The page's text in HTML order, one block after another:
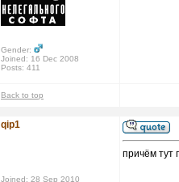
Gender:
Joined: 16 Dec 2008
Posts: 411
Back to top
qip1
Joined: 28 Sep 2010
причём тут